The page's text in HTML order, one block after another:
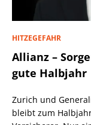
HITZEGEFAHR
Allianz –
gute Halbjahr
Zurich und
bleibt zum